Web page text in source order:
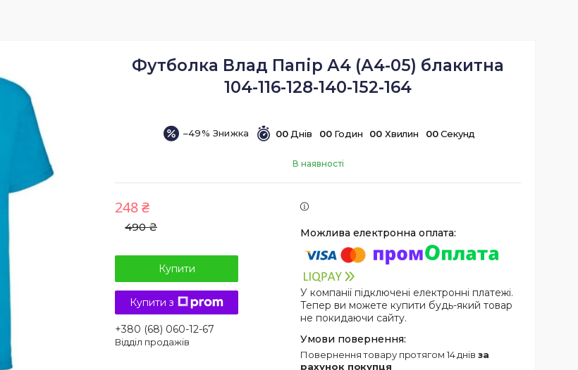
Футболка Влад Папір А4 (А4-05) блакитна
104-116-128-140-152-164
–49% 00 Днів 00 Годин 00 Хвилин 00 Секунд
В наявності
490 ₴
248 ₴
Купити
Купити з
+380 (68) 060-12-67
Відділ продажів
У компанії підключені електронні платежі.
Тепер ви можете купити будь-який товар
не покидаючи сайту.
повернення товару протягом 14 днів за
рахунок покупця